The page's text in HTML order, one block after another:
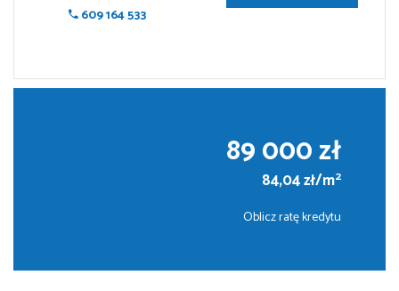
609 164 533
89 000 zł
84,04 zł/m2
Oblicz ratę kredytu